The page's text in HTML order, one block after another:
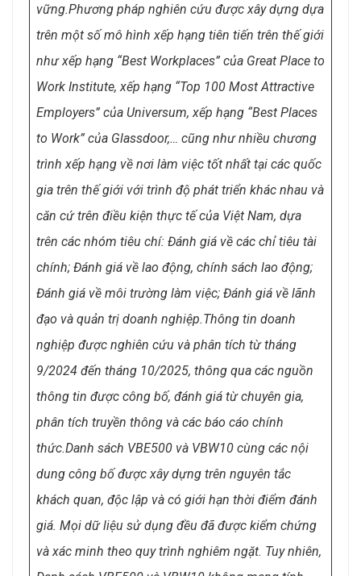
vững.Phương pháp nghiên cứu được xây dựng dựa
trên một số mô hình xếp hạng tiên tiến trên thế giới
như xếp hạng “Best Workplaces” của Great Place to
Work Institute, xếp hạng “Top 100 Most Attractive
Employers” của Universum, xếp hạng “Best Places
to Work” của Glassdoor,… cũng như nhiều chương
trình xếp hạng về nơi làm việc tốt nhất tại các quốc
gia trên thế giới với trình độ phát triển khác nhau và
căn cứ trên điều kiện thực tế của Việt Nam, dựa
trên các nhóm tiêu chí: Đánh giá về các chỉ tiêu tài
chính; Đánh giá về lao động, chính sách lao động;
Đánh giá về môi trường làm việc; Đánh giá về lãnh
đạo và quản trị doanh nghiệp.Thông tin doanh
nghiệp được nghiên cứu và phân tích từ tháng
9/2024 đến tháng 10/2025, thông qua các nguồn
thông tin được công bố, đánh giá từ chuyên gia,
phân tích truyền thông và các báo cáo chính
thức.Danh sách VBE500 và VBW10 cùng các nội
dung công bố được xây dựng trên nguyên tắc
khách quan, độc lập và có giới hạn thời điểm đánh
giá. Mọi dữ liệu sử dụng đều đã được kiểm chứng
và xác minh theo quy trình nghiêm ngặt. Tuy nhiên,